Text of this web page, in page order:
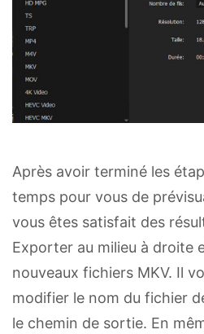
Après avoir terminé les
temps pour vous de
vous êtes satisfait des
Exporter au milieu à droite
nouveaux fichiers MKV. Il
modifier le nom du fichier
le chemin de sortie. En